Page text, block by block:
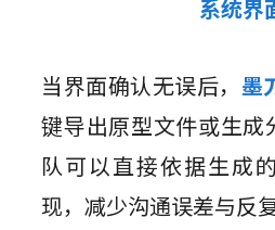
系统界
当界面确认无误后， 墨
键导出原型文件或生成
队可以直接依据生成
现，减少沟通误差与反